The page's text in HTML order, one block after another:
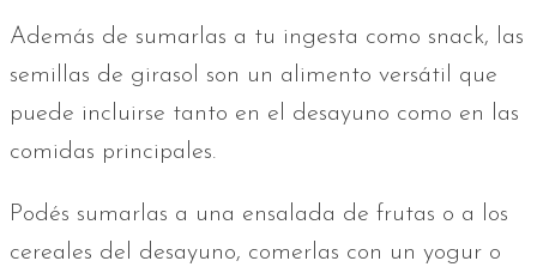
Además de sumarlas a tu ingesta como snack, las
semillas de girasol son un alimento versátil que
puede incluirse tanto en el desayuno como en las
comidas principales.
Podés sumarlas a una ensalada de frutas o a los
cereales del desayuno, comerlas con un yogur o